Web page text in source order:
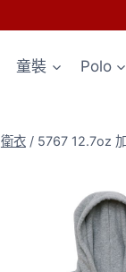
童裝 Polo
衛衣 / 5767 12.7oz